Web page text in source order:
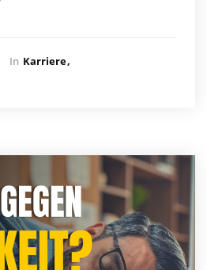
In Karriere